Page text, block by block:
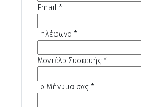
Email *
Τηλέφωνο *
Μοντέλο Συσκευής *
Το Μήνυμά σας *